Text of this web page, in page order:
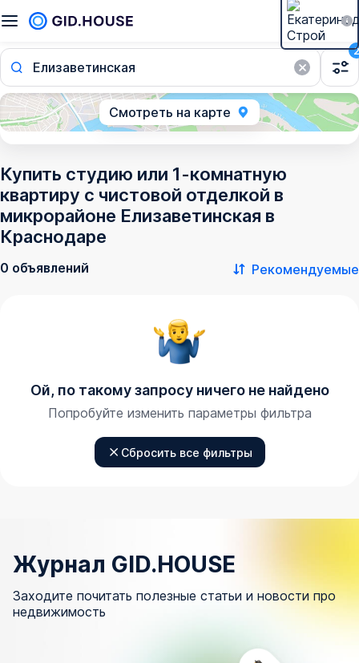
Елизаветинская
2
Смотреть на карте
Купить студию или 1-комнатную
квартиру с чистовой отделкой в
микрорайоне Елизаветинская в
Краснодаре
0 объявлений Рекомендуемые
Ой, по такому запросу ничего не найдено
Попробуйте изменить параметры фильтра
Сбросить все фильтры
Журнал GID.HOUSE
Заходите почитать полезные статьи и новости про
недвижимость